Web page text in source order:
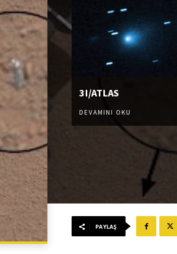
3I/ATLAS
DEVAMINI OKU
PAYLAŞ